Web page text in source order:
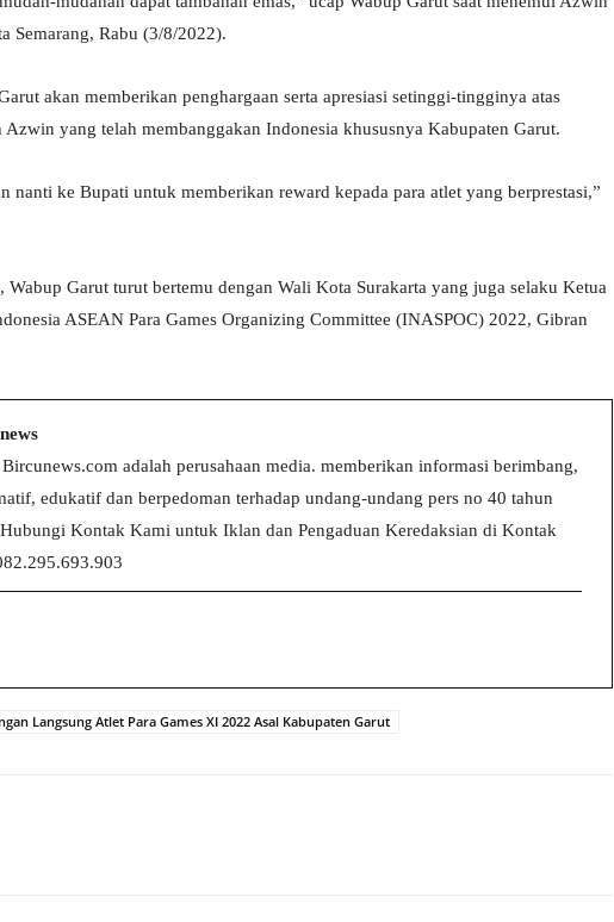
Semarang, Rabu (3/8/2022).
akan memberikan penghargaan serta apresiasi setinggi-tingginya atas
yang telah membanggakan Indonesia khususnya Kabupaten Garut.
nanti ke Bupati untuk memberikan reward kepada para atlet yang berprestasi,”
Garut turut bertemu dengan Wali Kota Surakarta yang juga selaku Ketua
ASEAN Para Games Organizing Committee (INASPOC) 2022, Gibran
adalah perusahaan media. memberikan informasi berimbang,
edukatif dan berpedoman terhadap undang-undang pers no 40 tahun
Kontak Kami untuk Iklan dan Pengaduan Keredaksian di Kontak
Langsung Atlet Para Games XI 2022 Asal Kabupaten Garut